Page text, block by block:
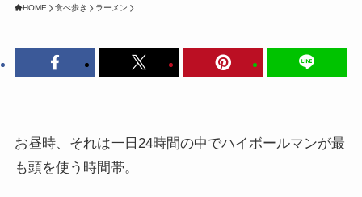
HOME 食べ歩き ラーメン
お昼時、それは一日24時間の中でハイボールマンが最
も頭を使う時間帯。